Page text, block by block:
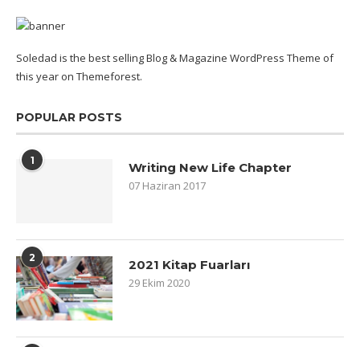
Soledad is the best selling Blog & Magazine WordPress Theme of
this year on Themeforest.
POPULAR POSTS
1 Writing New Life Chapter
07 Haziran 2017
2 2021 Kitap Fuarları
29 Ekim 2020